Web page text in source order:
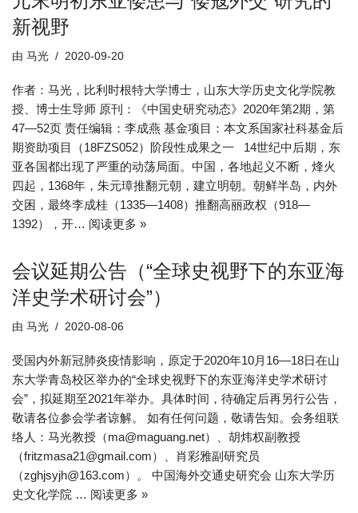
新视野
由 马光 2020-09-20
作者：马光，比利时根特大学博士，山东大学历史文化学院教
授、博士生导师 原刊：《中国史研究动态》2020年第2期，第
47—52页 责任编辑：李成燕 基金项目：本文系国家社科基金后
期资助项目（18FZS052）阶段性成果之一 14世纪中后期，东
亚各国都出现了严重的动荡局面。中国，各地起义不断，烽火
四起，1368年，朱元璋推翻元朝，建立明朝。朝鲜半岛，内外
交困，最终李成桂（1335—1408）推翻高丽政权（918—
1392），开… 阅读更多 »
会议延期公告（“全球史视野下的东亚海
洋史学术研讨会”）
由 马光 2020-08-06
受国内外新冠肺炎疫情影响，原定于2020年10月16—18日在山
东大学青岛校区举办的“全球史视野下的东亚海洋史学术研讨
会”，拟延期至2021年举办。具体时间，待确定后再另行公告，
敬请各位参会学者谅解。 如有任何问题，敬请告知。会务组联
络人：马光教授（ma@maguang.net）、胡炜权副教授
（fritzmasa21@gmail.com）、肖彩雅副研究员
（zghjsyjh@163.com）。 中国海外交通史研究会 山东大学历
史文化学院 … 阅读更多 »